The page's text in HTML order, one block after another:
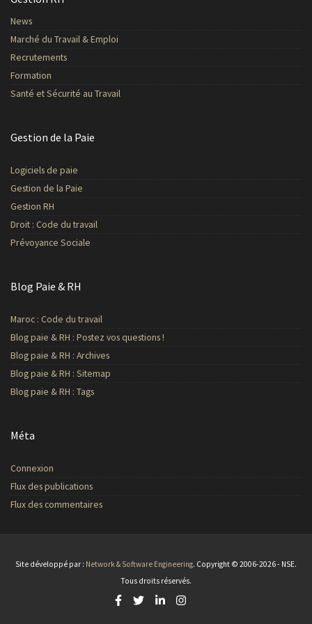
News
Marché du Travail & Emploi
Recrutements
Formation
Santé et Sécurité au Travail
Gestion de la Paie
Logiciels de paie
Gestion de la Paie
Gestion RH
Droit : Code du travail
Prévoyance Sociale
Blog Paie & RH
Maroc : Code du travail
Blog paie & RH : Postez vos questions !
Blog paie & RH : Archives
Blog paie & RH : Sitemap
Blog paie & RH : Tags
Méta
Connexion
Flux des publications
Flux des commentaires
Site développé par : Network & Software Engineering. Copyright © 2006-2026 - NSE.
Tous droits réservés.